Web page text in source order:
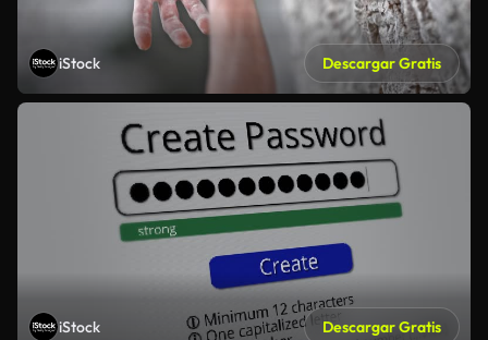
iStock Descargar Gratis
iStock Descargar Gratis